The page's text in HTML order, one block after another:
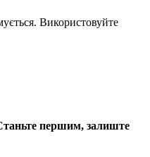
Використовуйте
першим, залиште